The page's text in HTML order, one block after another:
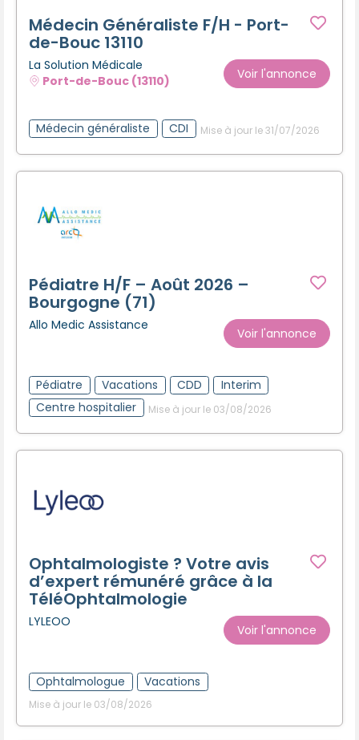
Médecin Généraliste F/H - Port-
de-Bouc 13110
La Solution Médicale
Port-de-Bouc (13110)
Voir l'annonce
Médecin généraliste CDI Mise à jour le 31/07/2026
Pédiatre H/F – Août 2026 –
Bourgogne (71)
Allo Medic Assistance
Voir l'annonce
Pédiatre Vacations CDD
Interim
Centre hospitalier
Mise à jour le 03/08/2026
Ophtalmologiste ? Votre avis
d’expert rémunéré grâce à la
TéléOphtalmologie
LYLEOO
Voir l'annonce
Ophtalmologue Vacations
Mise à jour le 03/08/2026